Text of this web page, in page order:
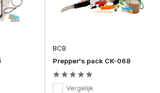
BCB
Prepper's pack CK-068
Vergelijk